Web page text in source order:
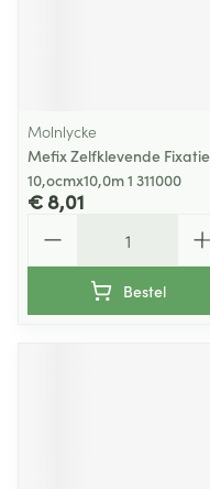
Molnlycke
Mefix Zelfklevende Fixatie
10,ocmx10,0m 1 311000
€ 8,01
Bestel